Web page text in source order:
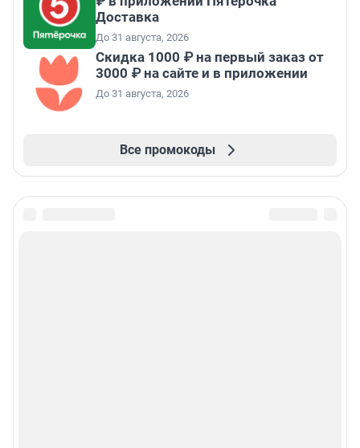
Доставка
До 31 августа, 2026
Скидка 1000 ₽ на первый заказ от
3000 ₽ на сайте и в приложении
До 31 августа, 2026
Все промокоды